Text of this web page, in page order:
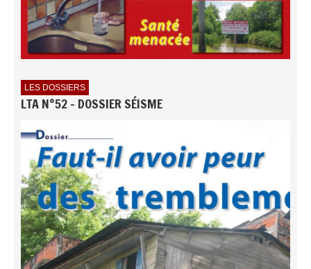
LES DOSSIERS
LTA N°52 - DOSSIER SÉISME